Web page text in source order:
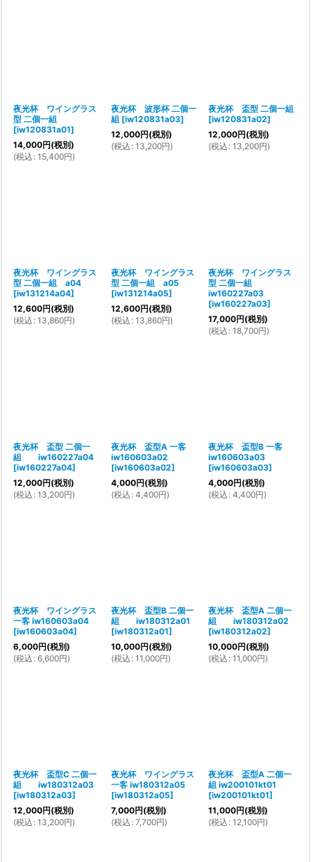
夜光杯 ワイングラス
型 二個一組
[iw120831a01]
14,000円(税別)
(税込 : 15,400円)
夜光杯 波形杯 二個一
組 [iw120831a03]
12,000円(税別)
(税込 : 13,200円)
夜光杯 盃型 二個一組
[iw120831a02]
12,000円(税別)
(税込 : 13,200円)
夜光杯 ワイングラス
型 二個一組 a04
[iw131214a04]
12,600円(税別)
(税込 : 13,860円)
夜光杯 ワイングラス
型 二個一組 a05
[iw131214a05]
12,600円(税別)
(税込 : 13,860円)
夜光杯 ワイングラス
型 二個一組
iw160227a03
[iw160227a03]
17,000円(税別)
(税込 : 18,700円)
夜光杯 盃型 二個一
組 iw160227a04
[iw160227a04]
12,000円(税別)
(税込 : 13,200円)
夜光杯 盃型A 一客
iw160603a02
[iw160603a02]
4,000円(税別)
(税込 : 4,400円)
夜光杯 盃型B 一客
iw160603a03
[iw160603a03]
4,000円(税別)
(税込 : 4,400円)
夜光杯 ワイングラス
一客 iw160603a04
[iw160603a04]
6,000円(税別)
(税込 : 6,600円)
夜光杯 盃型B 二個一
組 iw180312a01
[iw180312a01]
10,000円(税別)
(税込 : 11,000円)
夜光杯 盃型A 二個一
組 iw180312a02
[iw180312a02]
10,000円(税別)
(税込 : 11,000円)
夜光杯 盃型C 二個一
組 iw180312a03
[iw180312a03]
12,000円(税別)
(税込 : 13,200円)
夜光杯 ワイングラス
一客 iw180312a05
[iw180312a05]
7,000円(税別)
(税込 : 7,700円)
夜光杯 盃型A 二個一
組 iw200101kt01
[iw200101kt01]
11,000円(税別)
(税込 : 12,100円)